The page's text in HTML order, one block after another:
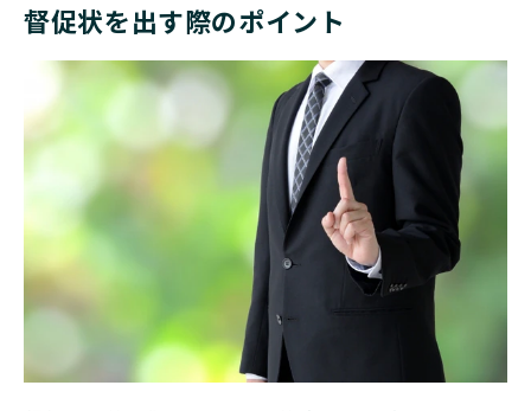
督促状を出す際のポイント